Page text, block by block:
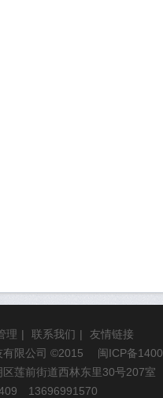
理 | 联系我们 |
友情链接
限公司 ©2015 闽ICP备
莲前街道西林东里30号207室
13696991570